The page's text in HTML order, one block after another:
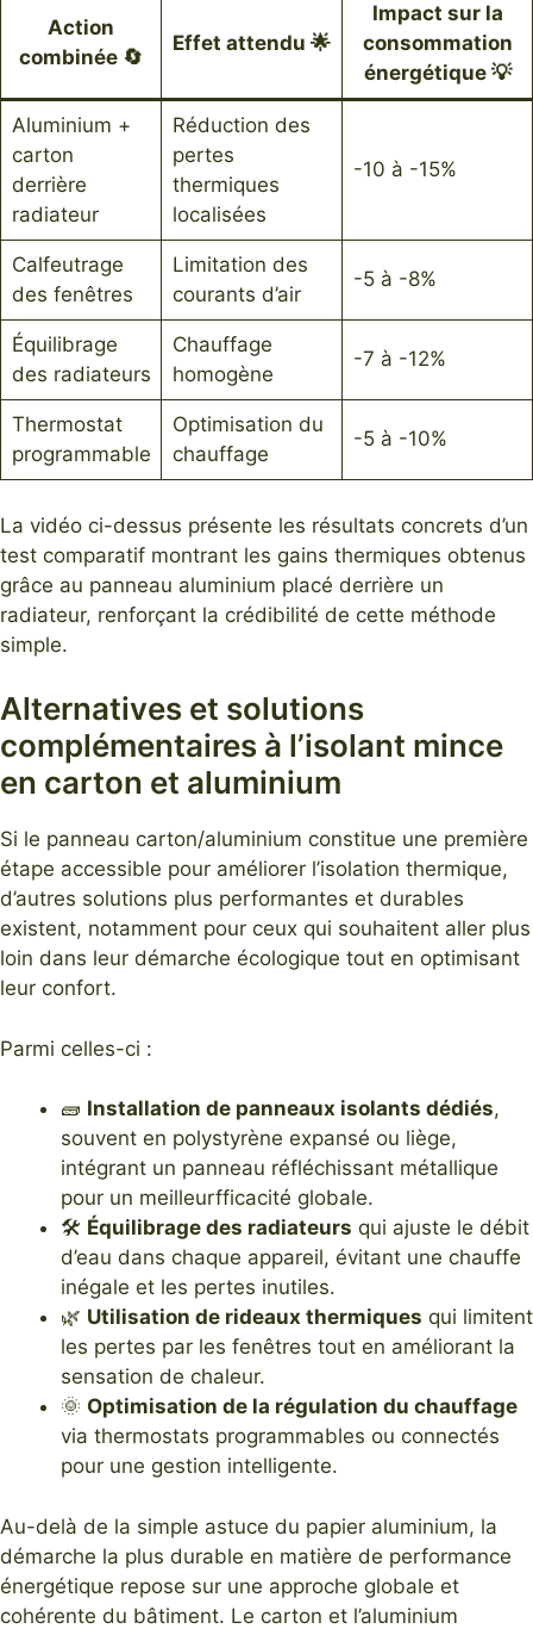
Action
combinée 🔄
Effet attendu 🌟
Impact sur la
consommation
énergétique 💡
Aluminium +
carton
derrière
radiateur
Réduction des
pertes
thermiques
localisées
-10 à -15%
Calfeutrage
des fenêtres
Limitation des
courants d’air
-5 à -8%
Équilibrage
des radiateurs
Chauffage
homogène
-7 à -12%
Thermostat
programmable
Optimisation du
chauffage
-5 à -10%
La vidéo ci-dessus présente les résultats concrets d’un
test comparatif montrant les gains thermiques obtenus
grâce au panneau aluminium placé derrière un
radiateur, renforçant la crédibilité de cette méthode
simple.
Alternatives et solutions
complémentaires à l’isolant mince
en carton et aluminium
Si le panneau carton/aluminium constitue une première
étape accessible pour améliorer l’isolation thermique,
d’autres solutions plus performantes et durables
existent, notamment pour ceux qui souhaitent aller plus
loin dans leur démarche écologique tout en optimisant
leur confort.
Parmi celles-ci :
🧱 Installation de panneaux isolants dédiés,
souvent en polystyrène expansé ou liège,
intégrant un panneau réfléchissant métallique
pour un meilleurfficacité globale.
🛠️ Équilibrage des radiateurs qui ajuste le débit
d’eau dans chaque appareil, évitant une chauffe
inégale et les pertes inutiles.
🌿 Utilisation de rideaux thermiques qui limitent
les pertes par les fenêtres tout en améliorant la
sensation de chaleur.
🌞 Optimisation de la régulation du chauffage
via thermostats programmables ou connectés
pour une gestion intelligente.
Au-delà de la simple astuce du papier aluminium, la
démarche la plus durable en matière de performance
énergétique repose sur une approche globale et
cohérente du bâtiment. Le carton et l’aluminium